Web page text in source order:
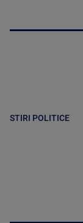
STIRI POLITICE